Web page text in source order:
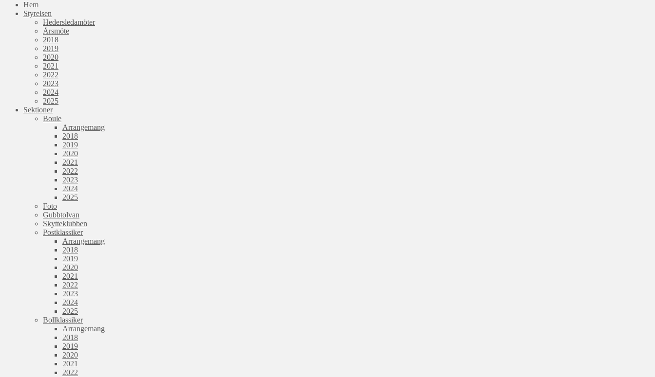
Hem
Styrelsen
Hedersledamöter
Årsmöte
2018
2019
2020
2021
2022
2023
2024
2025
Sektioner
Boule
Arrangemang
2018
2019
2020
2021
2022
2023
2024
2025
Foto
Gubbtolvan
Skytteklubben
Postklassiker
Arrangemang
2018
2019
2020
2021
2022
2023
2024
2025
Bollklassiker
Arrangemang
2018
2019
2020
2021
2022